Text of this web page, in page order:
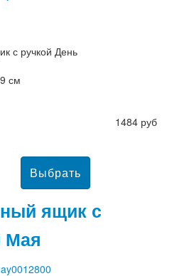
с ручкой День
см
1484 руб
ящик с
Мая